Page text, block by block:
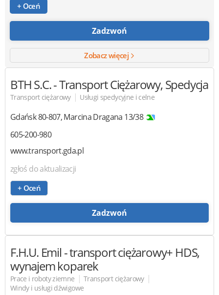
+ Oceń
Zadzwoń
Zobacz więcej
BTH S.C.- Transport Ciężarowy, Spedycja
Transport ciężarowy | Usługi spedycyjne i celne
Gdańsk80-807,Marcina Dragana 13/38
605-200-980
www.transport.gda.pl
zgłoś do aktualizacji
+ Oceń
Zadzwoń
F.H.U. Emil - transport ciężarowy+ HDS,
wynajem koparek
Prace i roboty ziemne | Transport ciężarowy |
Windy i usługi dźwigowe